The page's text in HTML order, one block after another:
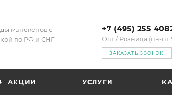
манекенов с
по РФ и СНГ
+7 (495) 255
Опт / Розница (пн-пт
ЗАКАЗАТЬ ЗВОНОК
АКЦИИ УСЛУГИ